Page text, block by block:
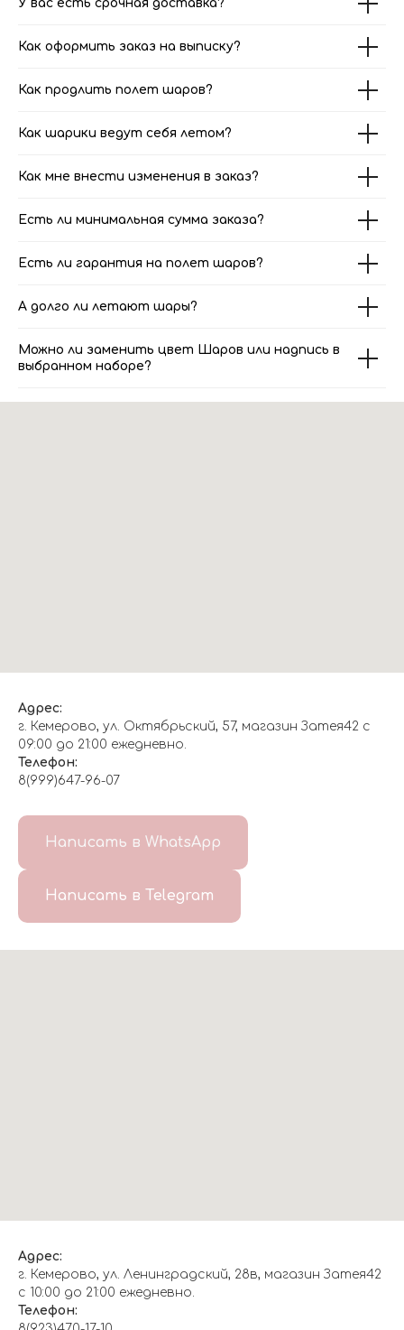
У вас есть срочная доставка?
Как оформить заказ на выписку?
Как продлить полет шаров?
Как шарики ведут себя летом?
Как мне внести изменения в заказ?
Есть ли минимальная сумма заказа?
Есть ли гарантия на полет шаров?
А долго ли летают шары?
Можно ли заменить цвет Шаров или надпись в
выбранном наборе?
Адрес:
г. Кемерово, ул. Октябрьский, 57, магазин Затея42 с
09:00 до 21:00 ежедневно.
Телефон:
8(999)647-96-07
Написать в WhatsApp
Написать в Telegram
Адрес:
г. Кемерово, ул. Ленинградский, 28в, магазин Затея42
с 10:00 до 21:00 ежедневно.
Телефон: